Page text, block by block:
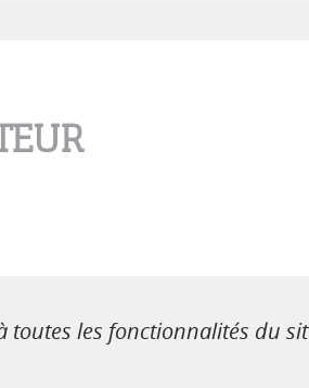
toutes les fonctionnalités du